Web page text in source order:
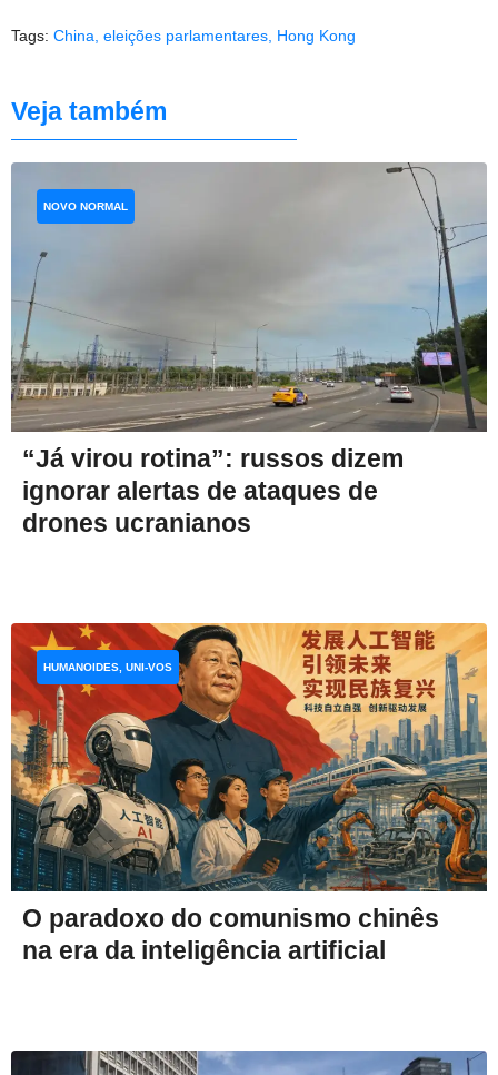
Tags: China eleições parlamentares Hong Kong
Veja também
“Já virou rotina”: russos dizem
ignorar alertas de ataques de
drones ucranianos
NOVO NORMAL
O paradoxo do comunismo chinês
na era da inteligência artificial
HUMANOIDES, UNI-VOS